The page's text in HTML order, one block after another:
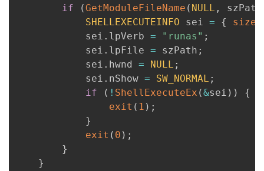
if
(GetModuleFileName ( NULL , szPath
SHELLEXECUTEINFO sei = {
            sei
. lpVerb = "runas" ;
            sei
. lpFile = szPath ;
            sei
. hwnd = NULL ;
            sei
. nShow = SW_NORMAL ;
if
( ! ShellExecuteEx (&sei ) )
{
exit ( 1 ) ;
}
exit ( 0 ) ;
}
}